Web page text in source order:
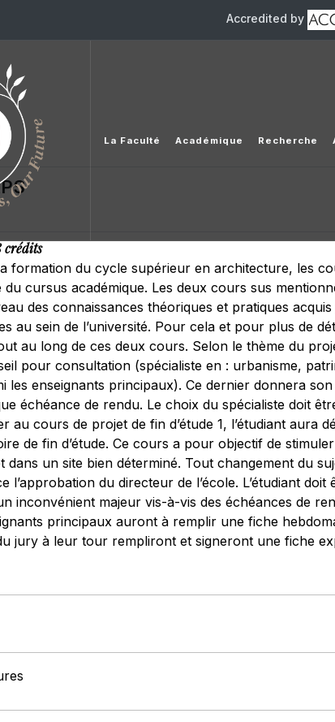
(1) 421 317 Accredited by
La Faculté Académique Recherche
crédits
formation du cycle supérieur en architecture, les
cursus académique. Les deux cours sus
des connaissances théoriques et pratiques
au sein de l’université. Pour cela et pour plus de
au long de ces deux cours. Selon le thème du
pour consultation (spécialiste en : urbanisme,
les enseignants principaux). Ce dernier donnera
échéance de rendu. Le choix du spécialiste doit
au cours de projet de fin d’étude 1, l’étudiant aura
de fin d’étude. Ce cours a pour objectif de
dans un site bien déterminé. Tout changement du
l’approbation du directeur de l’école. L’étudiant
inconvénient majeur vis-à-vis des échéances de
principaux auront à remplir une fiche
jury à leur tour rempliront et signeront une fiche